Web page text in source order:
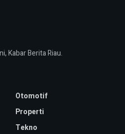
Kabar Berita Riau.
Otomotif
Properti
Tekno